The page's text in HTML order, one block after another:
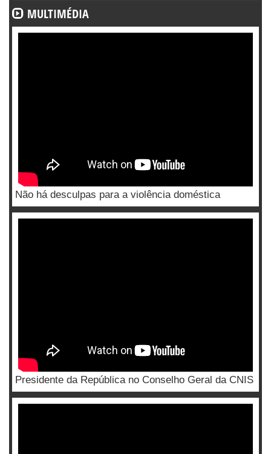
MULTIMÉDIA
Não há desculpas para a violência doméstica
Presidente da República no Conselho Geral da CNIS